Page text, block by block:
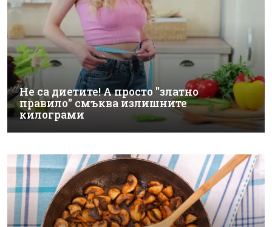
Не са диетите! А просто "златно
правило" смъква излишните
килограми